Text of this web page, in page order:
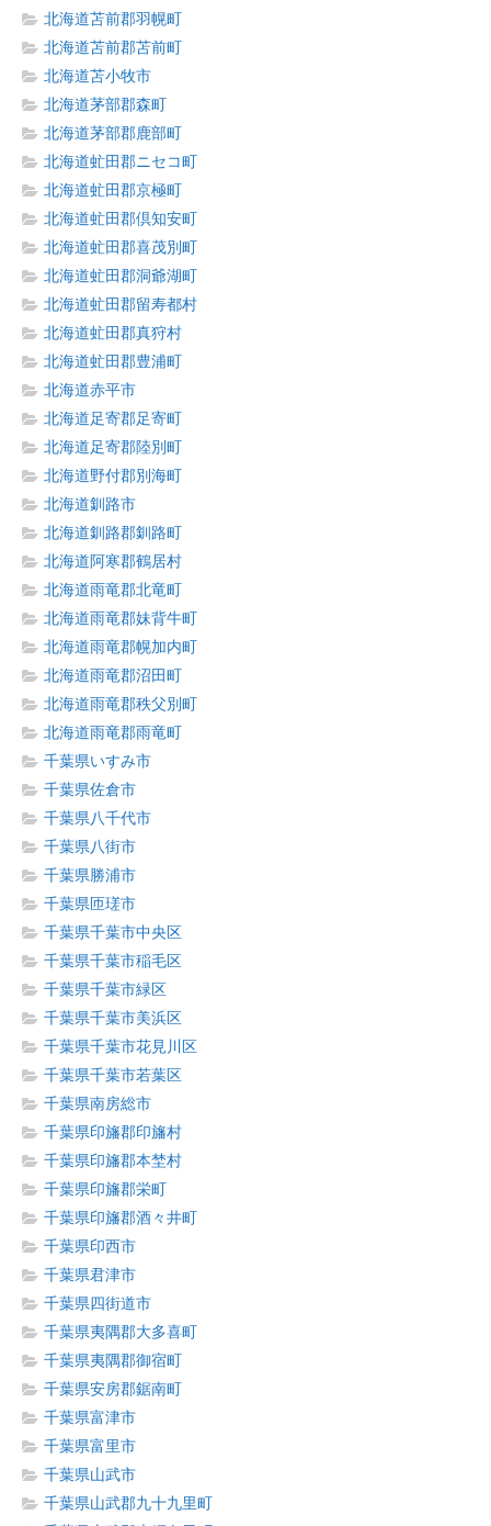
北海道苫前郡羽幌町
北海道苫前郡苫前町
北海道苫小牧市
北海道茅部郡森町
北海道茅部郡鹿部町
北海道虻田郡ニセコ町
北海道虻田郡京極町
北海道虻田郡倶知安町
北海道虻田郡喜茂別町
北海道虻田郡洞爺湖町
北海道虻田郡留寿都村
北海道虻田郡真狩村
北海道虻田郡豊浦町
北海道赤平市
北海道足寄郡足寄町
北海道足寄郡陸別町
北海道野付郡別海町
北海道釧路市
北海道釧路郡釧路町
北海道阿寒郡鶴居村
北海道雨竜郡北竜町
北海道雨竜郡妹背牛町
北海道雨竜郡幌加内町
北海道雨竜郡沼田町
北海道雨竜郡秩父別町
北海道雨竜郡雨竜町
千葉県いすみ市
千葉県佐倉市
千葉県八千代市
千葉県八街市
千葉県勝浦市
千葉県匝瑳市
千葉県千葉市中央区
千葉県千葉市稲毛区
千葉県千葉市緑区
千葉県千葉市美浜区
千葉県千葉市花見川区
千葉県千葉市若葉区
千葉県南房総市
千葉県印旛郡印旛村
千葉県印旛郡本埜村
千葉県印旛郡栄町
千葉県印旛郡酒々井町
千葉県印西市
千葉県君津市
千葉県四街道市
千葉県夷隅郡大多喜町
千葉県夷隅郡御宿町
千葉県安房郡鋸南町
千葉県富津市
千葉県富里市
千葉県山武市
千葉県山武郡九十九里町